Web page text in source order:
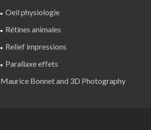
Oeil physiologie
Rétines animales
Relief impressions
Parallaxe effets
Maurice Bonnet and 3D Photography